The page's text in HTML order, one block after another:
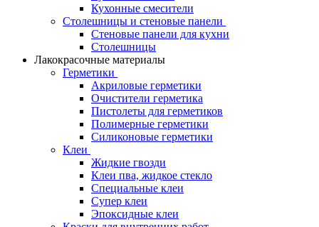
Кухонные смесители
Столешницы и стеновые панели
Стеновые панели для кухни
Столешницы
Лакокрасочные материалы
Герметики
Акриловые герметики
Очистители герметика
Пистолеты для герметиков
Полимерные герметики
Силиконовые герметики
Клеи
Жидкие гвозди
Клеи пва, жидкое стекло
Специальные клеи
Супер клеи
Эпоксидные клеи